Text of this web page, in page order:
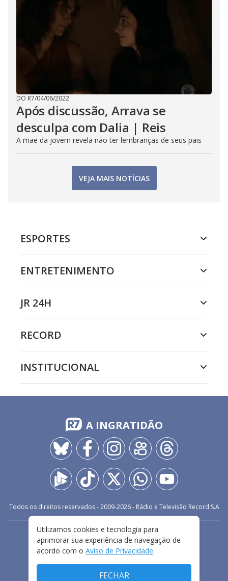
DO R7/04/06/2022
Após discussão, Arrava se
desculpa com Dalia | Reis
A mãe da jovem revela não ter lembranças de seus pais
VEJA MAIS NOTÍCIAS
ESPORTES
ENTRETENIMENTO
JR 24H
RECORD
INSTITUCIONAL
A INGRATIDÃO
Todos os direitos reservados - 2009-2026- Rádio e Televisão Record S.A
FALE CONOSCO
PRIVACIDADE
TERMOS E CONDIÇÕES DE USO
Utilizamos cookies e tecnologia para
aprimorar sua experiência de navegação de
acordo com o Aviso de Privacidade.
FECHAR